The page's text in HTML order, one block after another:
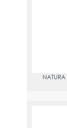
NATURA